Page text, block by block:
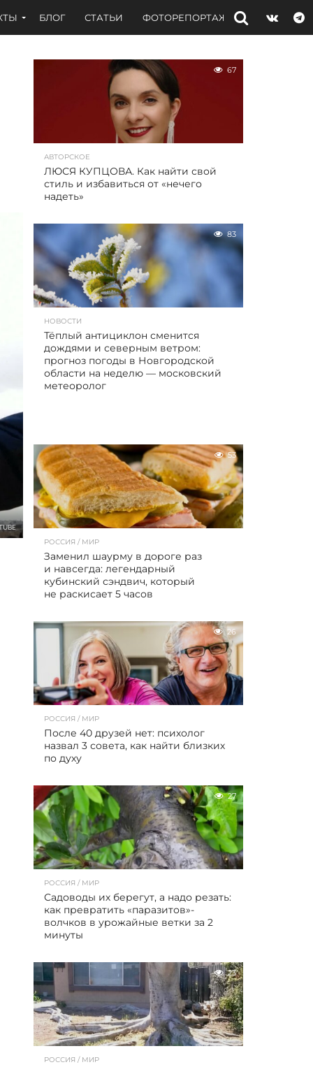
БЛОГ СТАТЬИ ФОТОРЕПОРТАЖИ ИНТЕРВЬЮ
67
АВТОРСКОЕ
ЛЮСЯ КУПЦОВА. Как найти свой
стиль и избавиться от «нечего
надеть»
83
НОВОСТИ
Тёплый антициклон сменится
дождями и северным ветром:
прогноз погоды в Новгородской
области на неделю — московский
метеоролог
53
РОССИЯ / МИР
Заменил шаурму в дороге раз
и навсегда: легендарный
кубинский сэндвич, который
не раскисает 5 часов
26
РОССИЯ / МИР
После 40 друзей нет: психолог
назвал 3 совета, как найти близких
по духу
27
РОССИЯ / МИР
Садоводы их берегут, а надо резать:
как превратить «паразитов»-
волчков в урожайные ветки за 2
минуты
23
РОССИЯ / МИР